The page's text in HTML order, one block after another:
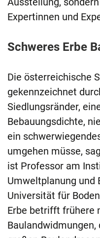
Expertinnen und
Schweres Erbe
Die österreichische
gekennzeichnet
Siedlungsränder,
Bebauungsdichte,
ein
umgehen müsse,
ist Professor am
Umweltplanung und
Universität für
Erbe betrifft frühere